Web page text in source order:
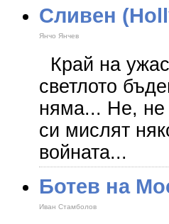
Сливен
Янчо Янчев
Край на
светлото
няма... Не, не
си мислят
войната...
Ботев на
Иван Стамболов